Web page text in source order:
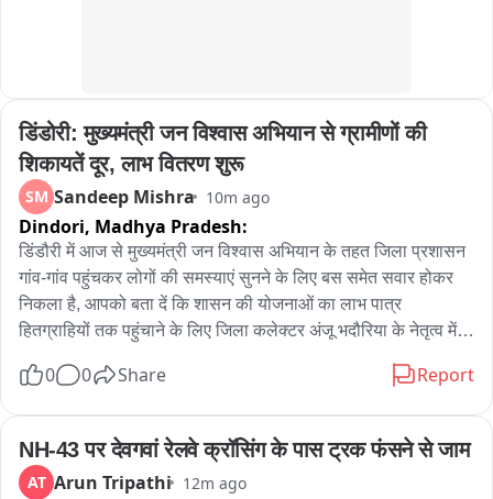
#ChhatronKiGoonj
डिंडोरी: मुख्यमंत्री जन विश्वास अभियान से ग्रामीणों की
शिकायतें दूर, लाभ वितरण शुरू
SM Sandeep Mishra 10m ago
Dindori, Madhya Pradesh:
डिंडौरी में आज से मुख्यमंत्री जन विश्वास अभियान के तहत जिला प्रशासन
गांव-गांव पहुंचकर लोगों की समस्याएं सुनने के लिए बस समेत सवार होकर
निकला है, आपको बता दें कि शासन की योजनाओं का लाभ पात्र
हितग्राहियों तक पहुंचाने के लिए जिला कलेक्टर अंजू भदौरिया के नेतृत्व में
रवाना हुआ, अभियान का मुख्य कार्यक्रम आज अमरपुर के मोहगांव सिधौली में
योजनाओं की समीक्षा के साथ हितग्राहियों को लाभ वितरण, विकास कार्यों
का निरीक्षण कर जनसंवाद किया गया वहीं ग्रामीणों की शिकायतों का मौके
पर निराकरण किया गया । इस अवसर पर कलेक्टर ने छात्रावास और
0 0 Share Report
NH-43 पर देवगवां रेलवे क्रॉसिंग के पास ट्रक फंसने से जाम
AT Arun Tripathi 12m ago